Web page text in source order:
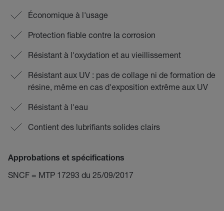
Économique à l'usage
Protection fiable contre la corrosion
Résistant à l'oxydation et au vieillissement
Résistant aux UV : pas de collage ni de formation de
résine, même en cas d'exposition extrême aux UV
Résistant à l'eau
Contient des lubrifiants solides clairs
Approbations et spécifications
SNCF = MTP 17293 du 25/09/2017